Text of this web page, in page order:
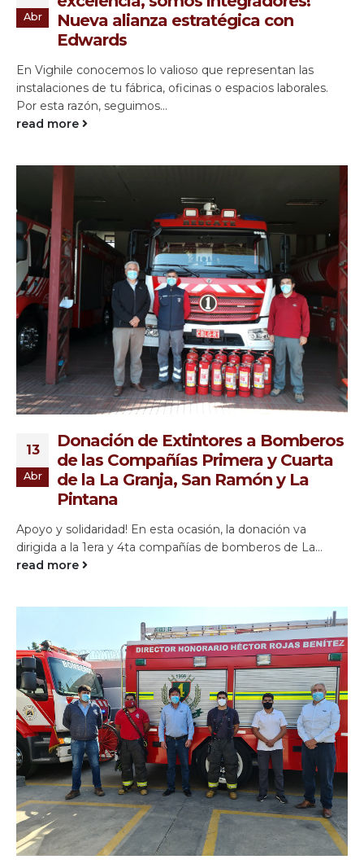
Abr
Nueva alianza estratégica con
Edwards
En Vighile conocemos lo valioso que representan las
instalaciones de tu fábrica, oficinas o espacios laborales.
Por esta razón, seguimos...
read more
13
Abr
Donación de Extintores a Bomberos
de las Compañías Primera y Cuarta
de la La Granja, San Ramón y La
Pintana
Apoyo y solidaridad! En esta ocasión, la donación va
dirigida a la 1era y 4ta compañías de bomberos de La...
read more